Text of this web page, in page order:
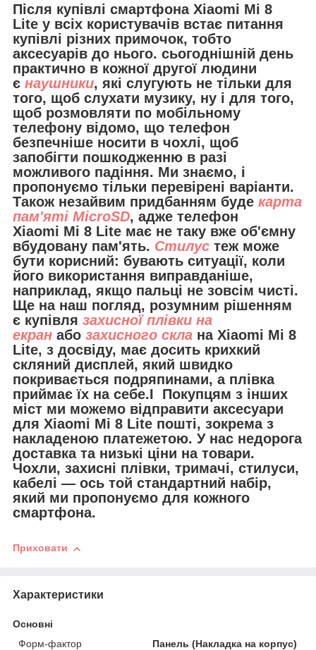
Після купівлі смартфона Xiaomi Mi 8
Lite у всіх користувачів встає питання
купівлі різних примочок, тобто
аксесуарів до нього. сьогоднішній день
практично в кожної другої людини
є наушники, які слугують не тільки для
того, щоб слухати музику, ну і для того,
щоб розмовляти по мобільному
телефону відомо, що телефон
безпечніше носити в чохлі, щоб
запобігти пошкодженню в разі
можливого падіння. Ми знаємо, і
пропонуємо тільки перевірені варіанти.
Також незайвим придбанням буде карта
пам'яті MicroSD, адже телефон
Xiaomi Mi 8 Lite має не таку вже об'ємну
вбудовану пам'ять. Стилус теж може
бути корисний: бувають ситуації, коли
його використання виправданіше,
наприклад, якщо пальці не зовсім чисті.
Ще на наш погляд, розумним рішенням
є купівля захисної плівки на
екран або захисного скла на Xiaomi Mi 8
Lite, з досвіду, має досить крихкий
скляний дисплей, який швидко
покривається подряпинами, а плівка
приймає їх на себе.І Покупцям з інших
міст ми можемо відправити аксесуари
для Xiaomi Mi 8 Lite пошті, зокрема з
накладеною платежетою. У нас недорога
доставка та низькі ціни на товари.
Чохли, захисні плівки, тримачі, стилуси,
кабелі — ось той стандартний набір,
який ми пропонуємо для кожного
смартфона.
Приховати
Характеристики
Основні
Форм-фактор
Панель (Накладка на корпус)